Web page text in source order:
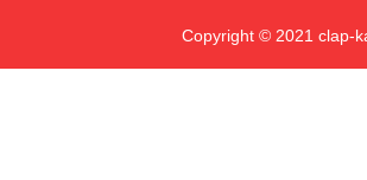
Copyright © 2021 clap-